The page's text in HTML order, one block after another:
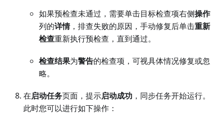
如果预检查未通过，需要单击目标检查项右侧操作
列的详情，排查失败的原因，手动修复后单击重新
检查重新执行预检查，直到通过。
检查结果为警告的检查项，可视具体情况修复或忽
略。
在启动任务页面，提示启动成功 ，同步任务开始运行。
此时您可以进行如下操作：